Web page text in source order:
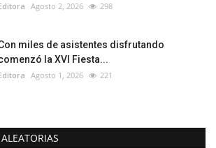
Agosto 2, 2026 298
miles de asistentes disfrutando
la XVI Fiesta...
Agosto 1, 2026 221